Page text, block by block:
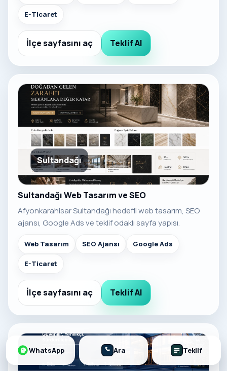
E-Ticaret
İlçe sayfasını aç Teklif Al
Sultandağı
Sultandağı Web Tasarım ve SEO
Afyonkarahisar Sultandağı hedefli web tasarım, SEO
ajansı, Google Ads ve teklif odaklı sayfa yapısı.
Web Tasarım SEO Ajansı Google Ads
E-Ticaret
İlçe sayfasını aç Teklif Al
WhatsApp Ara Teklif